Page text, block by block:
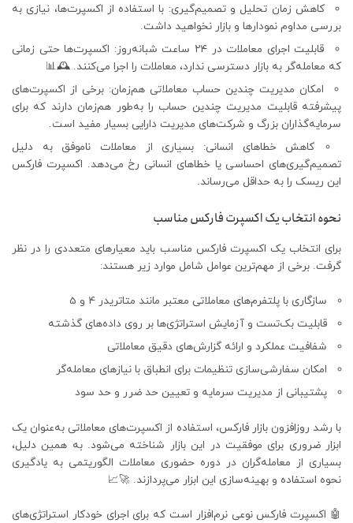
کاهش زمان تحلیل و تصمیم‌گیری: با استفاده از اکسپرت‌ها، نیازی به
بررسی مداوم نمودارها و بازار نخواهید داشت.
قابلیت اجرای معاملات در ۲۴ ساعت شبانه‌روز: اکسپرت‌ها حتی زمانی
که معامله‌گر به بازار دسترسی ندارد، معاملات را اجرا می‌کنند. 🕰📊
امکان مدیریت چندین حساب معاملاتی هم‌زمان: برخی از اکسپرت‌های
پیشرفته قابلیت مدیریت چندین حساب را به‌طور هم‌زمان دارند که برای
سرمایه‌گذاران بزرگ و شرکت‌های مدیریت دارایی بسیار مفید است.
کاهش خطاهای انسانی: بسیاری از معاملات ناموفق به دلیل
تصمیم‌گیری‌های احساسی یا خطاهای انسانی رخ می‌دهد. اکسپرت فارکس
این ریسک را به حداقل می‌رساند.
نحوه انتخاب یک اکسپرت فارکس مناسب
برای انتخاب یک اکسپرت فارکس مناسب باید معیارهای متعددی را در نظر
گرفت. برخی از مهم‌ترین عوامل شامل موارد زیر هستند:
سازگاری با پلتفرم‌های معاملاتی معتبر مانند متاتریدر 4 و 5
قابلیت بک‌تست و آزمایش استراتژی‌ها بر روی داده‌های گذشته
شفافیت عملکرد و ارائه گزارش‌های دقیق معاملاتی
امکان سفارشی‌سازی تنظیمات برای انطباق با نیازهای معامله‌گر
پشتیبانی از مدیریت سرمایه و تعیین حد ضرر و حد سود
با رشد روزافزون بازار فارکس، استفاده از اکسپرت‌های معاملاتی به‌عنوان یک
ابزار ضروری برای موفقیت در این بازار شناخته می‌شود. به همین دلیل،
بسیاری از معامله‌گران در دوره حضوری معاملات الگوریتمی به یادگیری
نحوه استفاده و بهینه‌سازی این ابزار می‌پردازند. 🚀📈
🤖 اکسپرت فارکس نوعی نرم‌افزار است که برای اجرای خودکار استراتژی‌های